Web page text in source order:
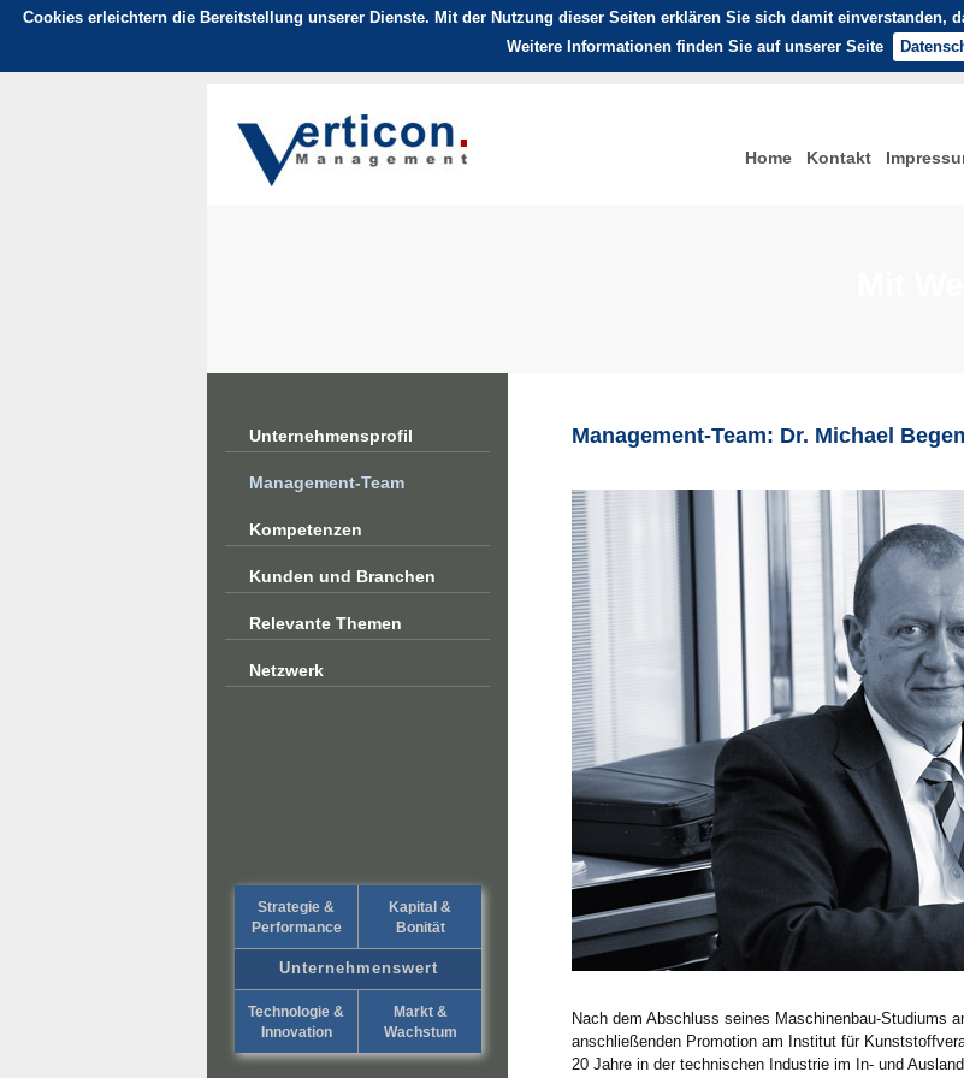
Cookies erleichtern die Bereitstellung unserer Dienste. Mit der Nutzung dieser Seiten erklären Sie sich damit
Weitere Informationen finden Sie auf unserer Seite
Home Kontakt
Unternehmensprofil
Management-Team
Kompetenzen
Kunden und Branchen
Relevante Themen
Netzwerk
Strategie &
Performance
Kapital &
Bonität
Unternehmenswert
Technologie &
Innovation
Markt &
Wachstum
Management-Team: Dr. Michael
Nach dem Abschluss seines Maschinenbau-Studiums
anschließenden Promotion am Institut für
20 Jahre in der technischen Industrie im In- und